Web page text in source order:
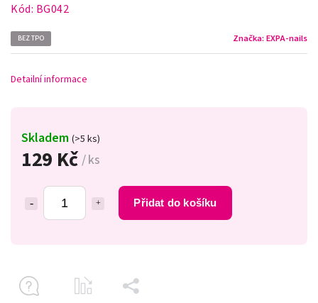
Kód: BG042
BEZ TPO Značka: EXPA-nails
129 Kč / ks
Přidat do košíku
Skladem (>5 ks)
Detailní informace